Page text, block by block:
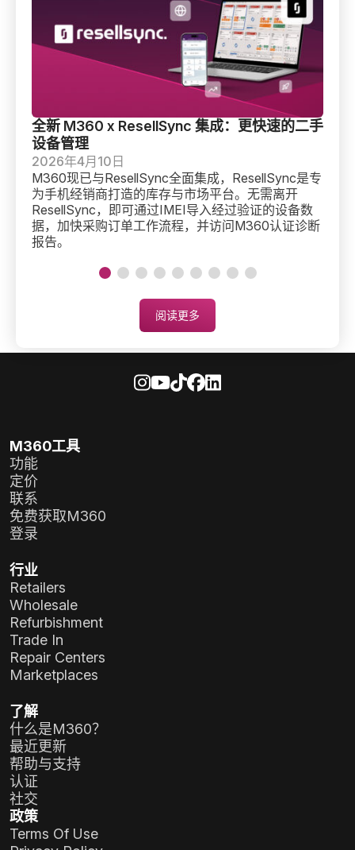
全新 M360 x ResellSync 集成：更快速的二手
设备管理
2026年4月10日
M360现已与ResellSync全面集成，ResellSync是专
为手机经销商打造的库存与市场平台。无需离开
ResellSync，即可通过IMEI导入经过验证的设备数
据，加快采购订单工作流程，并访问M360认证诊断
报告。
阅读更多
M360工具
功能
定价
联系
免费获取M360
登录
行业
Retailers
Wholesale
Refurbishment
Trade In
Repair Centers
Marketplaces
了解
什么是M360？
最近更新
帮助与支持
认证
社交
政策
Terms Of Use